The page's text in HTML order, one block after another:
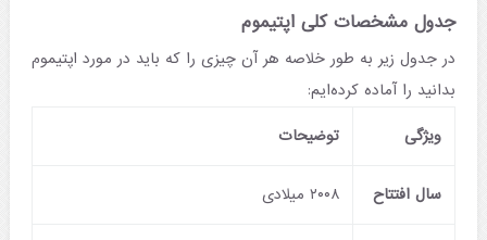
جدول مشخصات کلی اپتیموم
در جدول زیر به طور خلاصه هر آن چیزی را که باید در مورد اپتیموم
بدانید را آماده کرده‌ایم:
ویژگی
توضیحات
سال افتتاح ۲۰۰۸ میلادی